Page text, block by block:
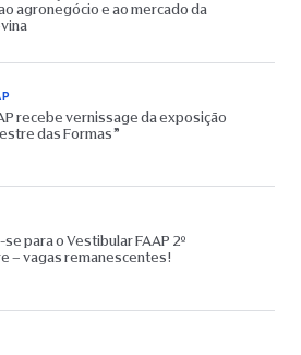
agronegócio e ao mercado da
recebe vernissage da exposição
das Formas”
para o Vestibular FAAP 2º
– vagas remanescentes!